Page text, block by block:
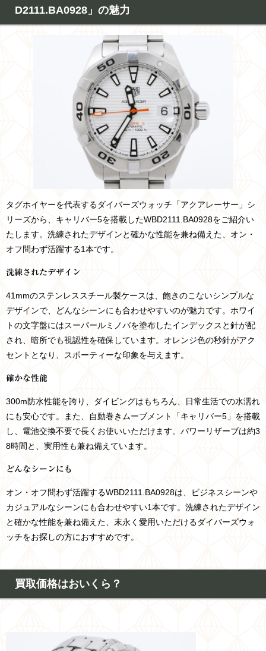
D2111.BA0928」の魅力
タグホイヤーを代表するダイバーズウォッチ「アクアレーサー」シ
リーズから、キャリバー5を搭載したWBD2111.BA0928をご紹介い
たします。洗練されたデザインと確かな性能を兼ね備えた、オン・
オフ問わず活躍する1本です。
洗練されたデザイン
41mmのステンレススチール製ケースは、飽きのこないシンプルな
デザインで、どんなシーンにも合わせやすいのが魅力です。ホワイ
トの文字盤にはスーパールミノバを塗布したインデックスと針が配
され、暗所でも視認性を確保しています。オレンジ色の秒針がアク
セントとなり、スポーティーな印象を与えます。
確かな性能
300m防水性能を誇り、ダイビングはもちろん、日常生活での水濡れ
にも安心です。また、自動巻きムーブメント「キャリバー5」を搭載
し、電池交換不要で長くお使いいただけます。パワーリザーブは約3
8時間と、実用性も兼ね備えています。
どんなシーンにも
オン・オフ問わず活躍するWBD2111.BA0928は、ビジネスシーンや
カジュアルなシーンにも合わせやすい1本です。洗練されたデザイン
と確かな性能を兼ね備えた、末永く愛用いただけるダイバーズウォ
ッチをお探しの方におすすめです。
買取価格はおいくら？